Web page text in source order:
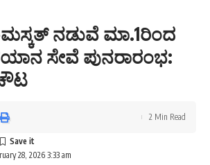
ನಡುವೆ ಮಾ.1ರಿಂದ
ಸೇವೆ ಪುನರಾರಂಭ:
ಚೌಟ
28, 2026 3:33 am
2 Min Read